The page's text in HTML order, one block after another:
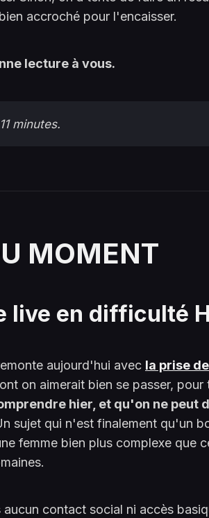
accroché pour l'encaisser.
lecture à vous.
minutes.
MOMENT
live en difficulté
aujourd'hui avec la prise
on aimerait bien se passer, pour
hier, et qu'on ne peut
sujet qui n'est finalement qu'un
femme bien plus complexe que
contact social ni accès